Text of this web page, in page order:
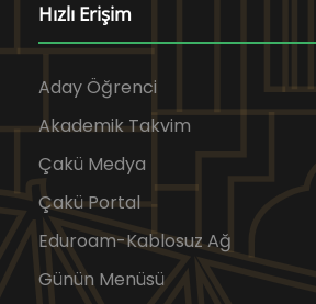
Hızlı Erişim
Aday Öğrenci
Akademik Takvim
Çakü Medya
Çakü Portal
Eduroam-Kablosuz Ağ
Günün Menüsü